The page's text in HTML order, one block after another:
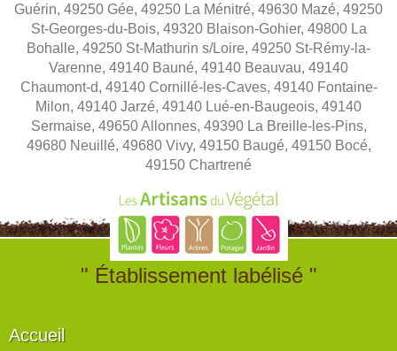
Guérin, 49250 Gée, 49250 La Ménitré, 49630 Mazé, 49250
St-Georges-du-Bois, 49320 Blaison-Gohier, 49800 La
Bohalle, 49250 St-Mathurin s/Loire, 49250 St-Rémy-la-
Varenne, 49140 Bauné, 49140 Beauvau, 49140
Chaumont-d, 49140 Cornillé-les-Caves, 49140 Fontaine-
Milon, 49140 Jarzé, 49140 Lué-en-Baugeois, 49140
Sermaise, 49650 Allonnes, 49390 La Breille-les-Pins,
49680 Neuillé, 49680 Vivy, 49150 Baugé, 49150 Bocé,
49150 Chartrené
" Établissement labélisé "
Accueil